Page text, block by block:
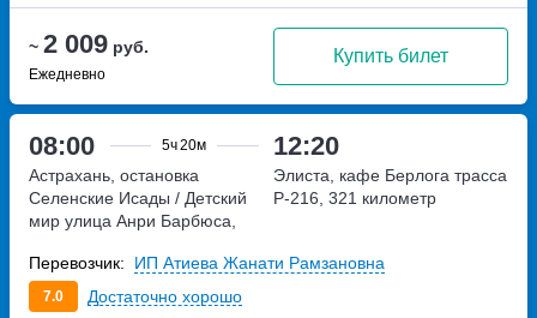
~ 2 009 руб.
Ежедневно
Купить билет
08:00 5ч20м 12:20
Астрахань, остановка
Селенские Исады / Детский
мир улица Анри Барбюса,
Элиста, кафе Берлога трасса
Р-216, 321 километр
7.0 Достаточно хорошо
Перевозчик: ИП Атиева Жанати Рамзановна